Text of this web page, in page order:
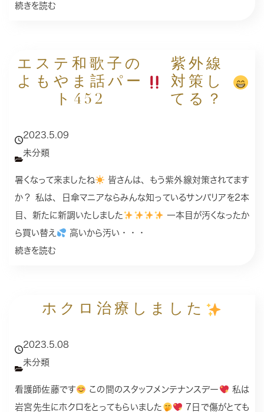
続きを読む
エステ和歌子の
よもやま話パー
ト452
紫外線
対策し
てる？
2023.5.09
未分類
暑くなって来ましたね
皆さんは、もう紫外線対策されてます
か？ 私は、日傘マニアならみんな知っているサンバリアを2本
目、新たに新調いたしました
一本目が汚くなったか
ら買い替え
高いから汚い・・・
続きを読む
ホクロ治療しました
2023.5.08
未分類
看護師佐藤です この間のスタッフメンテナンスデー
私は
岩宮先生にホクロをとってもらいました
7日で傷がとても